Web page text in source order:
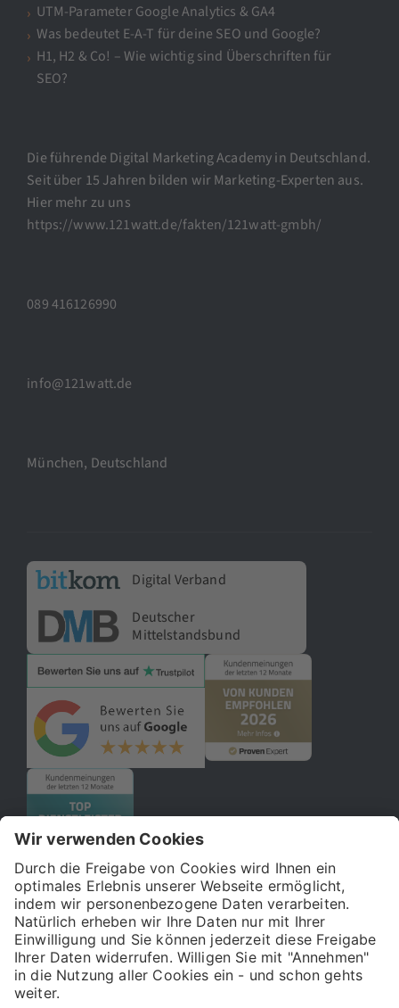
UTM-Parameter Google Analytics & GA4
Was bedeutet E-A-T für deine SEO und Google?
H1, H2 & Co! – Wie wichtig sind Überschriften für
SEO?
Die führende Digital Marketing Academy in Deutschland.
Seit über 15 Jahren bilden wir Marketing-Experten aus.
Hier mehr zu uns
https://www.121watt.de/fakten/121watt-gmbh/
089 416126990
info@121watt.de
München, Deutschland
Digital Verband
Deutscher
Mittelstandsbund
© 2026 121WATT GmbH
Über uns